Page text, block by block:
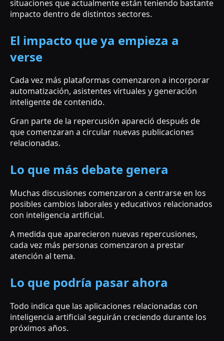
situaciones que actualmente están teniendo bastante
impacto dentro de distintos sectores.
El impacto que ya empieza a
verse
Cada vez más plataformas comenzaron a incorporar
automatización, asistentes virtuales y generación
inteligente de contenido.
Gran parte de la repercusión apareció después de
que comenzaran a circular nuevas publicaciones
relacionadas.
Lo que más debate genera
Muchas discusiones comenzaron a centrarse en los
posibles cambios laborales y educativos relacionados
con inteligencia artificial.
A medida que aparecieron nuevas repercusiones,
cada vez más personas comenzaron a prestar
atención al tema.
Lo que podría pasar ahora
Todo indica que las aplicaciones relacionadas con
inteligencia artificial seguirán creciendo durante los
próximos años.